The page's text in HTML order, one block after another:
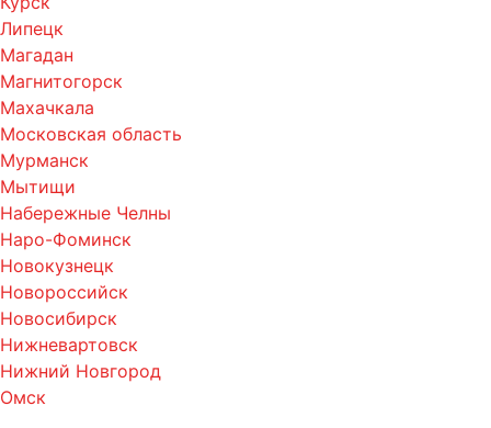
Липецк
Магадан
Магнитогорск
Махачкала
Московская область
Мурманск
Мытищи
Набережные Челны
Наро-Фоминск
Новокузнецк
Новороссийск
Новосибирск
Нижневартовск
Нижний Новгород
Омск